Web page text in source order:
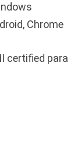
Chrome
certified para